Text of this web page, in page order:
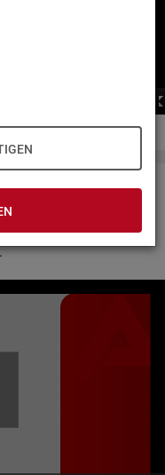
in Ge­bär­